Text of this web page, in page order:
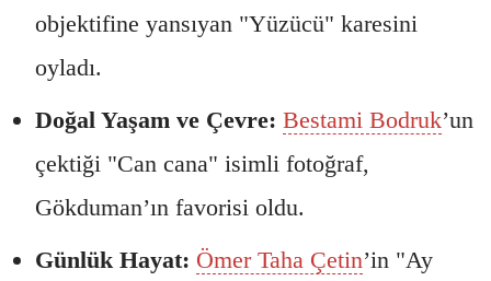
objektifine yansıyan "Yüzücü" karesini
oyladı.
Doğal Yaşam ve Çevre: Bestami Bodruk’un
çektiği "Can cana" isimli fotoğraf,
Gökduman’ın favorisi oldu.
Günlük Hayat: Ömer Taha Çetin’in "Ay